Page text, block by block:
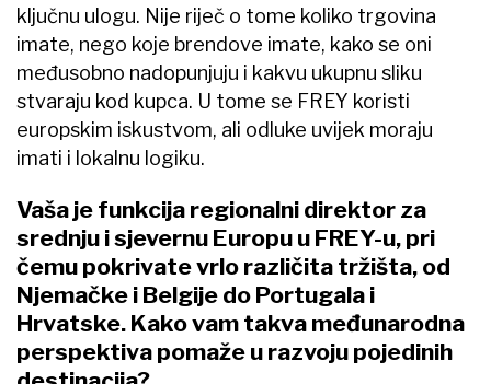
ključnu ulogu. Nije riječ o tome koliko trgovina
imate, nego koje brendove imate, kako se oni
međusobno nadopunjuju i kakvu ukupnu sliku
stvaraju kod kupca. U tome se FREY koristi
europskim iskustvom, ali odluke uvijek moraju
imati i lokalnu logiku.
Vaša je funkcija regionalni direktor za
srednju i sjevernu Europu u FREY-u, pri
čemu pokrivate vrlo različita tržišta, od
Njemačke i Belgije do Portugala i
Hrvatske. Kako vam takva međunarodna
perspektiva pomaže u razvoju pojedinih